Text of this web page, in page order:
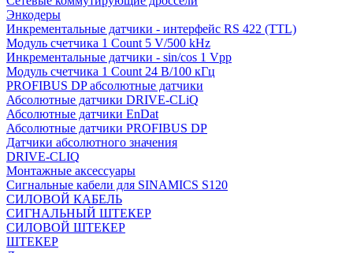
Энкодеры
Инкрементальные датчики - интерфейс RS 422 (TTL)
Модуль счетчика 1 Count 5 V/500 kHz
Инкрементальные датчики - sin/cos 1 Vpp
Модуль счетчика 1 Count 24 В/100 кГц
PROFIBUS DP абсолютные датчики
Абсолютные датчики DRIVE-CLiQ
Абсолютные датчики EnDat
Абсолютные датчики PROFIBUS DP
Датчики абсолютного значения
DRIVE-CLIQ
Монтажные аксессуары
Сигнальные кабели для SINAMICS S120
СИЛОВОЙ КАБЕЛЬ
СИГНАЛЬНЫЙ ШТЕКЕР
СИЛОВОЙ ШТЕКЕР
ШТЕКЕР